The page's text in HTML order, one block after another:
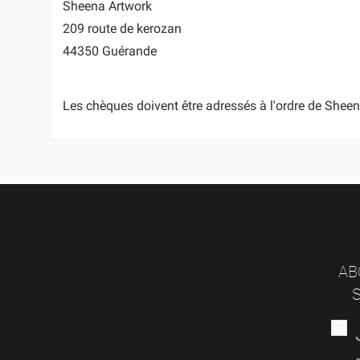
Sheena Artwork
209 route de kerozan
44350 Guérande
Les chèques doivent être adressés à l'ordre de